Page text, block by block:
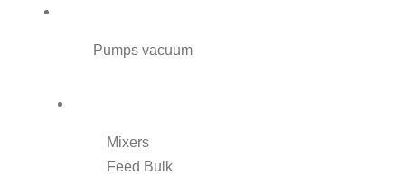
Pumps vacuum
Mixers
Feed Bulk